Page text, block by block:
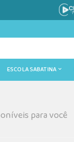
ESCOLA SABATINA
para você